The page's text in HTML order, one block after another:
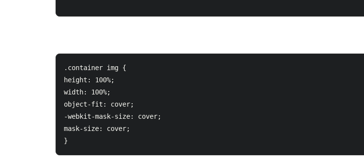
.container img {
height: 100%;
width: 100%;
object-fit: cover;
-webkit-mask-size: cover;
mask-size: cover;